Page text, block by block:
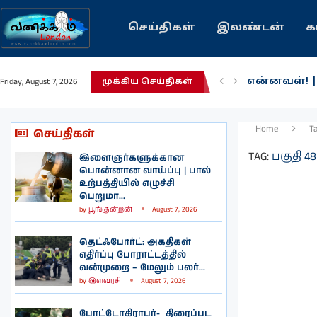
செய்திகள் இலண்டன்
Friday, August 7, 2026 முக்கிய செய்திகள்
பழைய
செய்திகள்
இளைஞர்களுக்கான
பொன்னான வாய்ப்பு | பால்
உற்பத்தியில் எழுச்சி
பெறுமா...
by பூங்குன்றன் August 7, 2026
தெட்ஃபோர்ட்: அகதிகள்
எதிர்ப்பு போராட்டத்தில்
வன்முறை – மேலும் பலர்...
by இளவரசி August 7, 2026
போட்டோகிராபர்- ‌ திரைப்பட
Home
TAG: பகுதி 48